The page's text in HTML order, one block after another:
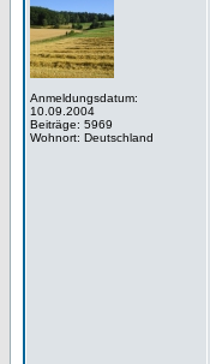
Anmeldungsdatum:
10.09.2004
Beiträge: 5969
Wohnort: Deutschland